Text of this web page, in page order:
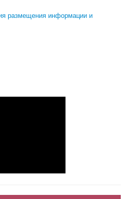
размещения информации и